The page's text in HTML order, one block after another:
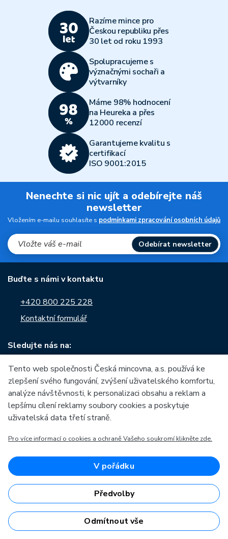
Razíme mince pro
Českou republiku přes
30 let od roku 1993
Spolupracujeme s
význačnými sochaři a
výtvarníky
Máme 98% hodnocení
na Heureka a přes
12000 recenzí
Garantujeme kvalitu s
certifikací
ISO 9001:2015
Nenechte si nic ujít a odebírejte náš
newsletter
Vložením e-mailu souhlasíte s podmínkami zpracování osobních údajů
Odebírat newsletter
Buďte s námi v kontaktu
+420 800 225 228
Kontaktní formulář
Sledujte nás na:
O České mincovně
Profil společnosti
Naše výroba
Naši partneři
Kariéra
Zprávy
Ke stažení
Archiv ražeb
Informace o nákupu
Kontakt
Často kladené dotazy
Obchodní podmínky
Prodejny České mincovny
Rádce
Tento web společnosti Česká mincovna, a.s. používá ke
zlepšení svého fungování, zvýšení uživatelského komfortu,
analýze návštěvnosti, k personalizaci obsahu a reklam a
lepšímu cílení reklamy soubory cookies a poskytuje
uživatelská data třetí straně.
Pro více informací o cookies a ochraně Vašeho soukromí klikněte zde.
V pořádku
Předvolby
Odmítnout vše